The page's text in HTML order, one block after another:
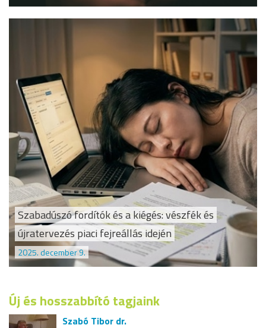
Szabadúszó fordítók és a kiégés: vészfék és
újratervezés piaci fejreállás idején
2025. december 9.
Új és hosszabbító tagjaink
Szabó Tibor dr.